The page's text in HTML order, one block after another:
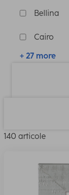
Bellina
Cairo
+ 27 more
140 articole